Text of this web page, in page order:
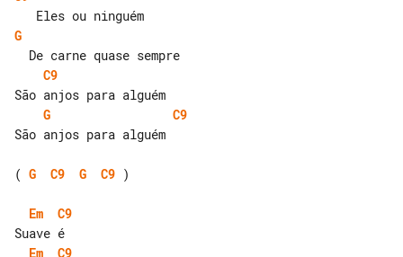
G
C9
G
C9
São anjos para alguém
( G C9 G C9 )
Em
C9
Em
C9